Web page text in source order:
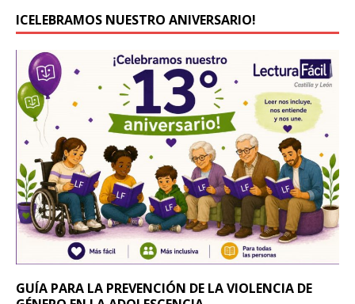
c
e
b
o
o
k
it
te
r
ICELEBRAMOS NUESTRO ANIVERSARIO!
GUÍA PARA LA PREVENCIÓN DE LA VIOLENCIA DE